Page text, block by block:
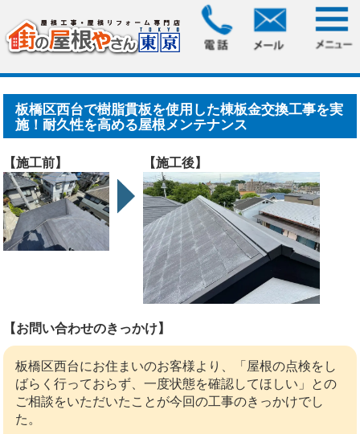
> 板橋区西台で樹脂貫板を使用した棟板金
交換工事を実施！耐久性を.....
板橋区西台で樹脂貫板を使用した棟板金交換工事を実
施！耐久性を高める屋根メンテナンス
【施工前】 【施工後】
【お問い合わせのきっかけ】
板橋区西台にお住まいのお客様より、「屋根の点検をし
ばらく行っておらず、一度状態を確認してほしい」との
ご相談をいただいたことが今回の工事のきっかけでし
た。